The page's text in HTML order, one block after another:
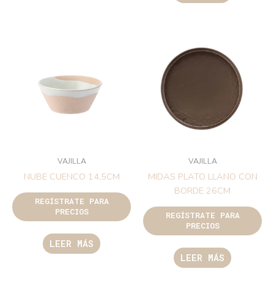
VAJILLA
NUBE CUENCO 14,5CM
REGÍSTRATE PARA
PRECIOS
LEER MÁS
VAJILLA
MIDAS PLATO LLANO CON
BORDE 26CM
REGÍSTRATE PARA
PRECIOS
LEER MÁS